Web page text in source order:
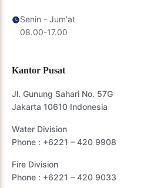
Senin - Jum'at
08.00-17.00
Kantor Pusat
Jl. Gunung Sahari No. 57G
Jakarta 10610 Indonesia
Water Division
Phone : +6221 – 420 9908
Fire Division
Phone : +6221 – 420 9033